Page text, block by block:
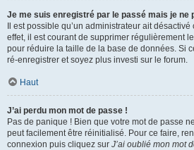
Je me suis enregistré par le passé mais je ne
Il est possible qu’un administrateur ait
effet, il est courant de supprimer régulièrement
pour réduire la taille de la base de données. Si
ré-enregistrer et soyez plus investi sur le forum.
Haut
J’ai perdu mon mot de passe !
Pas de panique ! Bien que votre mot de passe
peut facilement être réinitialisé. Pour ce faire,
connexion puis cliquez sur J’ai oublié mon mot